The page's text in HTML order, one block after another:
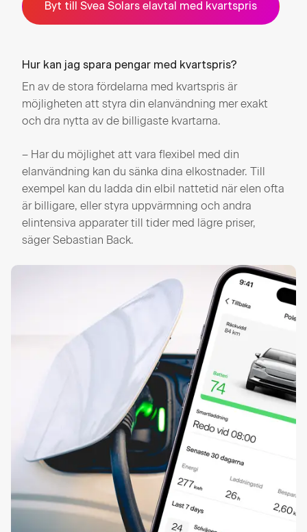
Byt till Svea Solars elavtal med kvartspris
Hur kan jag spara pengar med kvartspris?
En av de stora fördelarna med kvartspris är
möjligheten att styra din elanvändning mer exakt
och dra nytta av de billigaste kvartarna.
– Har du möjlighet att vara flexibel med din
elanvändning kan du sänka dina elkostnader. Till
exempel kan du ladda din elbil nattetid när elen ofta
är billigare, eller styra uppvärmning och andra
elintensiva apparater till tider med lägre priser,
säger Sebastian Back.